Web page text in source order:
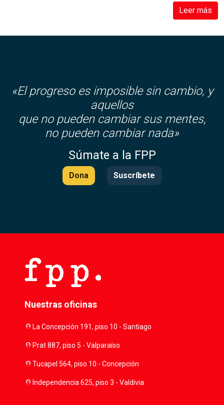
Leer más
«El progreso es imposible sin cambio, y
aquellos
que no pueden cambiar sus mentes,
no pueden cambiar nada»
Súmate a la FPP
Dona Suscríbete
Nuestras oficinas
location_onLa Concepción 191, piso 10 - Santiago
location_onPrat 887, piso 5 - Valparaíso
location_onTucapel 564, piso 10 - Concepción
location_onIndependencia 625, piso 3 - Valdivia